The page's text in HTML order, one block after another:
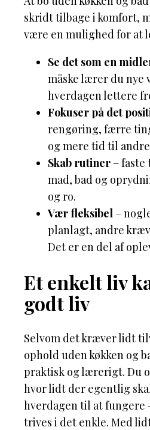
skridt tilbage i komfort,
være en mulighed for at
Se det som en
måske lærer du nye
hverdagen lettere
Fokuser på det
rengøring, færre
og mere tid til
Skab rutiner –
mad, bad og
og ro.
Vær fleksibel –
planlagt, andre
Det er en del af
Et enkelt liv
godt liv
Selvom det kræver lidt
ophold uden køkken og
praktisk og lærerigt. Du
hvor lidt der egentlig
hverdagen til at fungere
trives i det enkle. Med